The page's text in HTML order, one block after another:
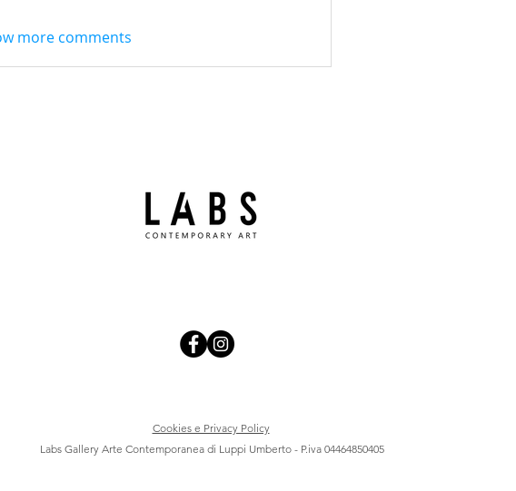
more comments
Cookies e Privacy Policy
Labs Gallery Arte Contemporanea di Luppi Umberto - P.iva 04464850405